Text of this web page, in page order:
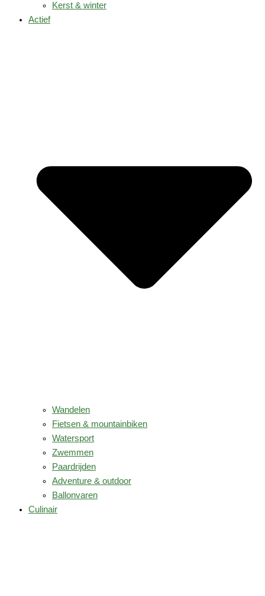
Kerst & winter
Actief
Wandelen
Fietsen & mountainbiken
Watersport
Zwemmen
Paardrijden
Adventure & outdoor
Ballonvaren
Culinair